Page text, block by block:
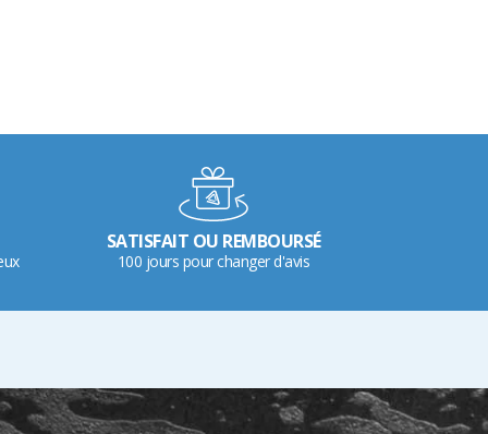
SATISFAIT OU REMBOURSÉ
100 jours pour changer d'avis